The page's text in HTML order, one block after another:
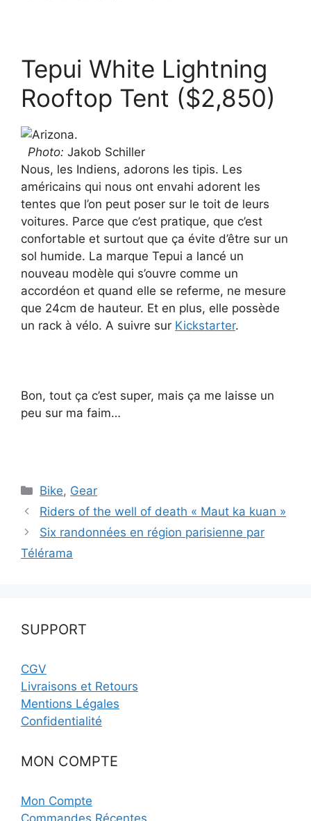
Tepui White Lightning
Rooftop Tent ($2,850)
Photo: Jakob Schiller
Nous, les Indiens, adorons les tipis. Les
américains qui nous ont envahi adorent les
tentes que l’on peut poser sur le toit de leurs
voitures. Parce que c’est pratique, que c’est
confortable et surtout que ça évite d’être sur un
sol humide. La marque Tepui a lancé un
nouveau modèle qui s’ouvre comme un
accordéon et quand elle se referme, ne mesure
que 24cm de hauteur. Et en plus, elle possède
un rack à vélo. A suivre sur Kickstarter.
Bon, tout ça c’est super, mais ça me laisse un
peu sur ma faim…
Catégories
Bike, Gear
Riders of the well of death « Maut ka kuan »
Six randonnées en région parisienne par
Télérama
SUPPORT
CGV
Livraisons et Retours
Mentions Légales
Confidentialité
MON COMPTE
Mon Compte